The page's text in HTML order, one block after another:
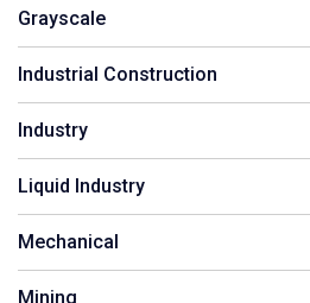
Grayscale
Industrial Construction
Industry
Liquid Industry
Mechanical
Mining